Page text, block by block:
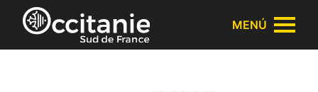
Panel de gestión de cookies
MENÚ